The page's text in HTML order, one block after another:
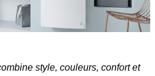
style, couleurs, confort et